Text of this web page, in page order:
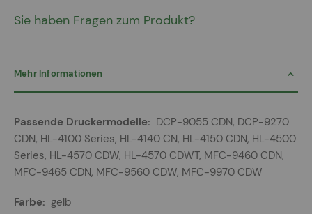
Sie haben Fragen zum Produkt?
Mehr Informationen
Mehr
Informationen
DCP-9055 CDN, DCP-9270
CDN, HL-4100 Series, HL-4140 CN, HL-4150 CDN, HL-4500
Series, HL-4570 CDW, HL-4570 CDWT, MFC-9460 CDN,
MFC-9465 CDN, MFC-9560 CDW, MFC-9970 CDW
gelb